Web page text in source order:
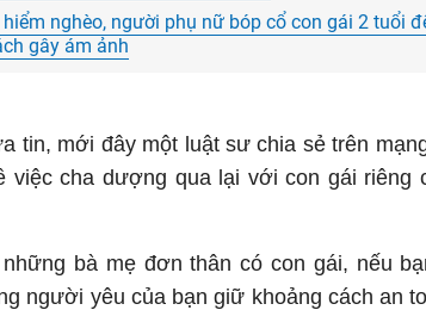
nghèo, người phụ nữ bóp cổ con gái 2 tuổi
gây ám ảnh
tin, mới đây một luật sư chia sẻ trên
việc cha dượng qua lại với con gái riêng
bà mẹ đơn thân có con gái, nếu
người yêu của bạn giữ khoảng cách an